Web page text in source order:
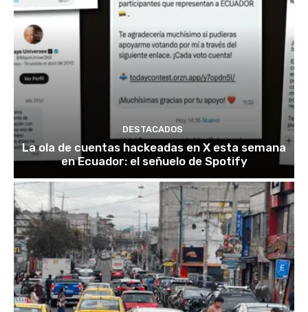
DESTACADOS
La ola de cuentas hackeadas en X esta semana
en Ecuador: el señuelo de Spotify